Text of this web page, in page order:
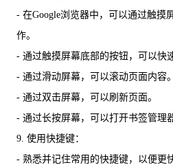
- 在Google浏览器中，可以通过触摸
作。
- 通过触摸屏幕底部的按钮，可以快
- 通过滑动屏幕，可以滚动页面内容。
- 通过双击屏幕，可以刷新页面。
- 通过长按屏幕，可以打开书签管理
9. 使用快捷键：
- 熟悉并记住常用的快捷键，以便更